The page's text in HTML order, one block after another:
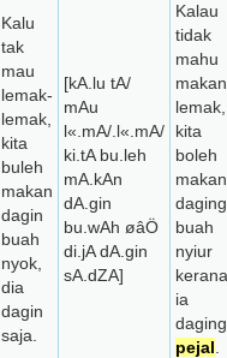
Kalu
tak
mau
lemak-
lemak,
kita
buleh
makan
dagin
buah
nyok,
dia
dagin
saja.
[kA.lu tA/
mAu
l«.mA/.l«.mA/
ki.tA bu.leh
mA.kAn
dA.gin
bu.wAh øâÖ
di.jA dA.gin
sA.dZA]
Kalau
tidak
mahu
makan
lemak,
kita
boleh
makan
daging
buah
nyiur
kerana
ia
daging
pejal